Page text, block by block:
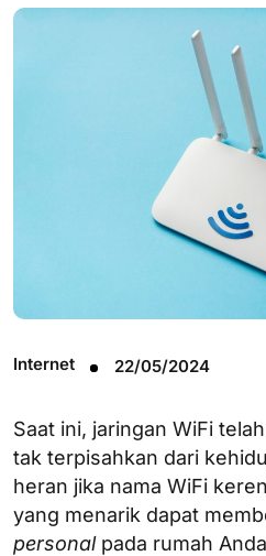
Internet 22/05/2024
Saat ini, jaringan WiFi
tak terpisahkan dari
heran jika nama WiFi
yang menarik dapat
personalpada rumah